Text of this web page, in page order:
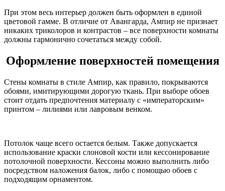
При этом весь интерьер должен быть оформлен в единой
цветовой гамме. В отличие от Авангарда, Ампир не признает
никаких триколоров и контрастов – все поверхности комнаты
должны гармонично сочетаться между собой.
Оформление поверхностей помещения
Стены комнаты в стиле Ампир, как правило, покрываются
обоями, имитирующими дорогую ткань. При выборе обоев
стоит отдать предпочтения материалу с «императорским»
принтом – лилиями или лавровым венком.
Потолок чаще всего остается белым. Также допускается
использование краски слоновой кости или кессонирование
потолочной поверхности. Кессоны можно выполнить либо
посредством наложения балок, либо с помощью обоев с
подходящим орнаментом.